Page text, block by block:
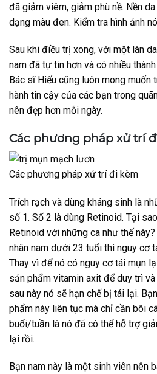
đã giảm viêm, giảm phù nề. Nền
dạng màu đen. Kiểm tra hình ảnh
Sau khi điều trị xong, với một làn
nam đã tự tin hơn và có nhiều
Bác sĩ Hiếu cũng luôn mong
hành tin cậy của các bạn trong
nên đẹp hơn mỗi ngày.
Các phương pháp xử trí
Các phương pháp xử trí đi kèm
Trích rạch và dùng kháng sinh là
số 1. Số 2 là dùng Retinoid. Tại
Retinoid với những ca như thế
nhân nam dưới 23 tuổi thì nguy cơ
Thay vì để nó có nguy cơ tái mụn
sản phẩm vitamin axit để duy trì
sau này nó sẽ hạn chế bị tái lại.
phẩm này liên tục mà chỉ cần bôi
buổi/tuần là nó đã có thể hỗ trợ
lại rồi.
Bạn nam này là một sinh viên nên